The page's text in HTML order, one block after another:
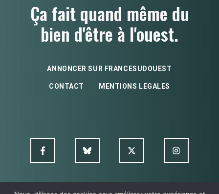
Ça fait quand même du
bien d'être à l'ouest.
ANNONCER SUR FRANCESUDOUEST
CONTACT MENTIONS LEGALES